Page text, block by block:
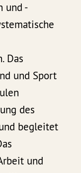
und -
Das
und Sport
des
begleitet
und